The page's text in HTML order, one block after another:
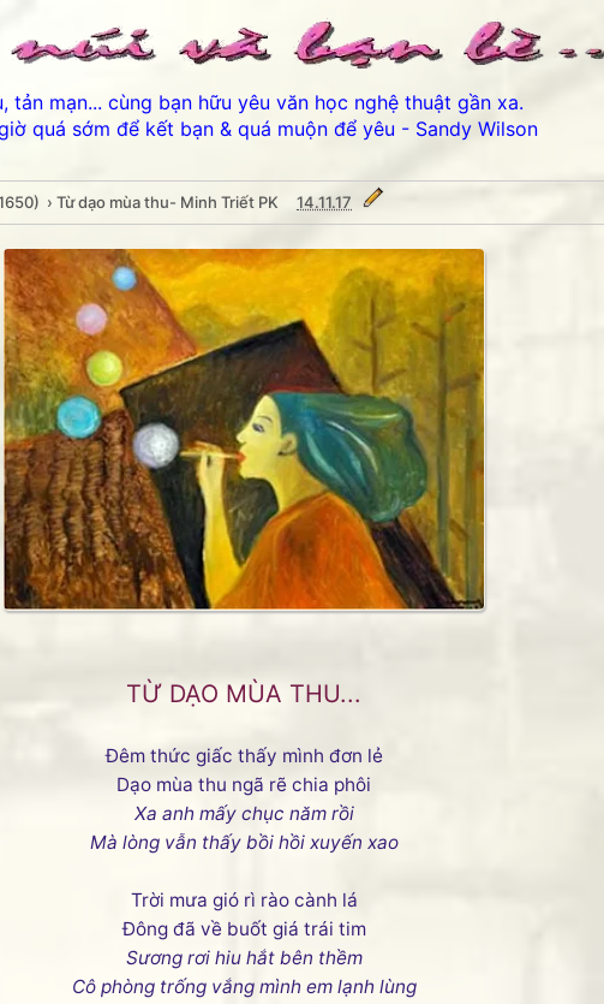
tản mạn... cùng bạn hữu yêu văn học nghệ thuật gần xa.
quá sớm để kết bạn & quá muộn để yêu - Sandy Wilson
› Từ dạo mùa thu- Minh Triết PK 14.11.17
Minh Triết PK
TỪ DẠO MÙA THU...
Đêm thức giấc thấy mình đơn lẻ
Dạo mùa thu ngã rẽ chia phôi
Xa anh mấy chục năm rồi
Mà lòng vẫn thấy bồi hồi xuyến xao
Trời mưa gió rì rào cành lá
Đông đã về buốt giá trái tim
Sương rơi hiu hắt bên thềm
Cô phòng trống vắng mình em lạnh lùng
Thân ái chào